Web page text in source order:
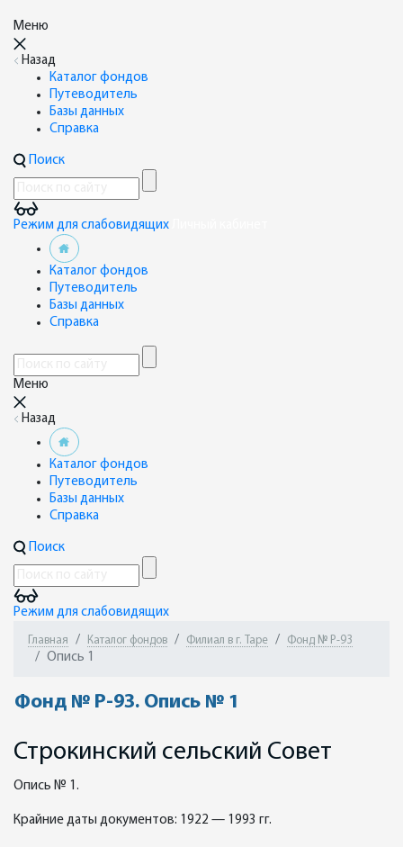
Меню
Назад
Каталог фондов
Путеводитель
Базы данных
Справка
Поиск
Режим для слабовидящих
Каталог фондов
Путеводитель
Базы данных
Справка
Меню
Назад
Каталог фондов
Путеводитель
Базы данных
Справка
Поиск
Режим для слабовидящих
Главная Каталог фондов Филиал в г. Таре Фонд № Р-93
Опись 1
Фонд № Р-93. Опись № 1
Строкинский сельский Совет
Опись № 1.
Крайние даты документов: 1922 — 1993 гг.